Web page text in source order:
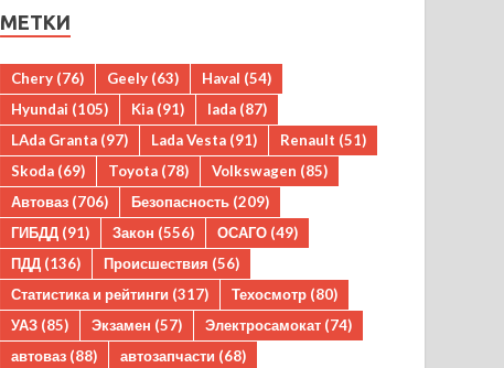
МЕТКИ
Chery (76) Geely (63) Haval (54)
Hyundai (105) Kia (91) lada (87)
LAda Granta (97) Lada Vesta (91) Renault (51)
Skoda (69) Toyota (78) Volkswagen (85)
Автоваз (706) Безопасность (209)
ГИБДД (91) Закон (556) ОСАГО (49)
ПДД (136) Происшествия (56)
Статистика и рейтинги (317) Техосмотр (80)
УАЗ (85) Экзамен (57) Электросамокат (74)
автоваз (88) автозапчасти (68)